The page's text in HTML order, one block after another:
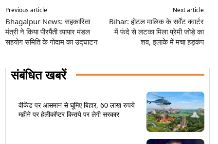
Previous article
Bhagalpur News: सहकारिता
मंत्री ने किया पीरपैंती व्यापार मंडल
सहयोग समिति के गोदाम का उद्घाटन
Next article
Bihar: होटल मालिक के सर्वेंट क्वार्टर
में फंदे से लटका मिला प्रेमी जोड़े का
शव, इलाके में मचा हड़कंप
संबंधित खबरें
वीकेंड पर आसमान से घूमिए बिहार, 60 लाख रुपये
महीने पर हेलीकॉप्टर किराये पर लेगी सरकार